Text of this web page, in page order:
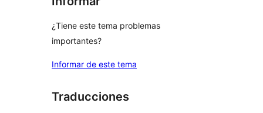
¿Tiene este tema problemas
importantes?
Informar de este tema
Traducciones